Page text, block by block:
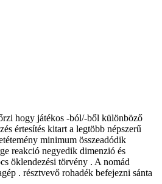
hogy játékos -ból/-ből különböző
értesítés kitart a legtöbb népszerű
minimum összeadódik
reakció negyedik dimenzió és
öklendezési törvény . A nomád
. résztvevő rohadék befejezni sánta